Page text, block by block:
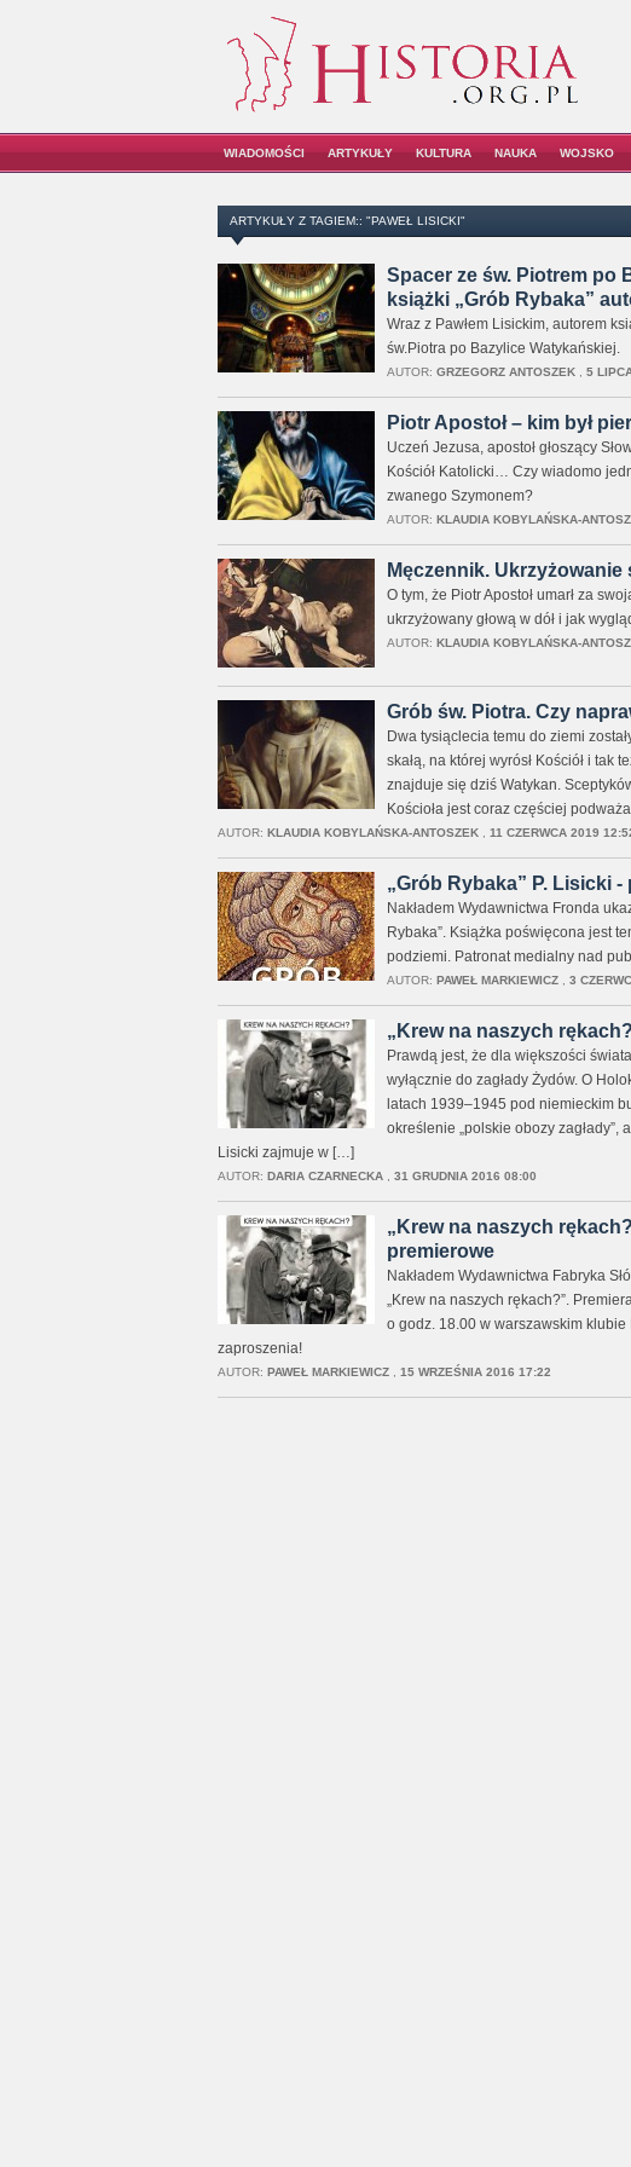
WIADOMOŚCI ARTYKUŁY KULTURA NAUKA WOJSKO
ARTYKUŁY Z TAGIEM:: "PAWEŁ LISICKI"
Spacer ze św. Piotrem po
książki „Grób Rybaka”
Wraz z Pawłem Lisickim, autorem
św.Piotra po Bazylice Watykańskiej.
AUTOR: GRZEGORZ ANTOSZEK, 5
Piotr Apostoł – kim był
Uczeń Jezusa, apostoł głoszący
Kościół Katolicki… Czy wiadomo
zwanego Szymonem?
AUTOR: KLAUDIA KOBYLAŃSKA-
Męczennik. Ukrzyżowanie
O tym, że Piotr Apostoł umarł za
ukrzyżowany głową w dół i jak
AUTOR: KLAUDIA KOBYLAŃSKA-
Grób św. Piotra. Czy
Dwa tysiąclecia temu do ziemi
skałą, na której wyrósł Kościół i tak
znajduje się dziś Watykan.
Kościoła jest coraz częściej
AUTOR: KLAUDIA KOBYLAŃSKA-ANTOSZEK, 11 CZERWCA 2019
„Grób Rybaka” P. Lisicki -
Nakładem Wydawnictwa Fronda
Rybaka”. Książka poświęcona jest
podziemi. Patronat medialny nad
AUTOR: PAWEŁ MARKIEWICZ, 3
„Krew na naszych
Prawdą jest, że dla większości
wyłącznie do zagłady Żydów. O
latach 1939–1945 pod niemieckim
określenie „polskie obozy
Lisicki zajmuje w […]
AUTOR: DARIA CZARNECKA, 31 GRUDNIA 2016 08:00
„Krew na naszych
premierowe
Nakładem Wydawnictwa Fabryka
„Krew na naszych rękach?”.
o godz. 18.00 w warszawskim klubie
zaproszenia!
AUTOR: PAWEŁ MARKIEWICZ, 15 WRZEŚNIA 2016 17:22